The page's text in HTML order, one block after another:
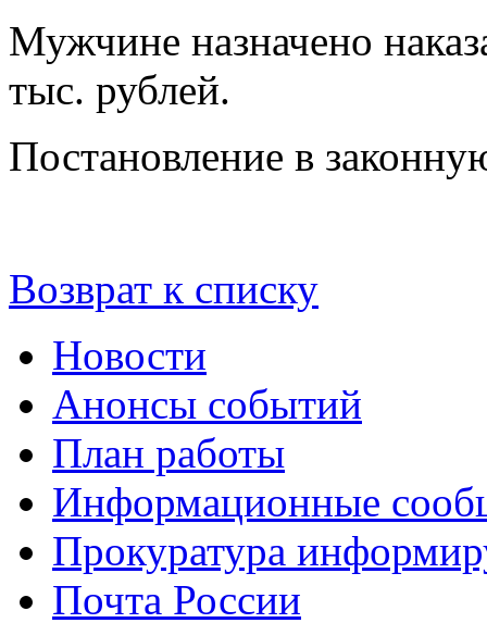
Мужчине назначено
тыс. рублей.
Постановление в
Возврат к списку
Новости
Анонсы событий
План работы
Информационные
Прокуратура
Почта России